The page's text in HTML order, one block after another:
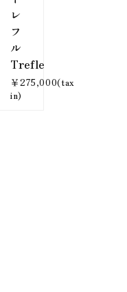
レ
フ
ル
Trefle
￥275,000(tax
in)